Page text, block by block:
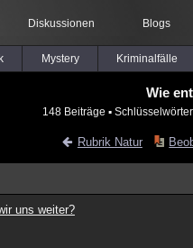
Diskussionen Blogs
Mystery Kriminalfälle
Wie
148 Beiträge ▪
Rubrik Natur
uns weiter?